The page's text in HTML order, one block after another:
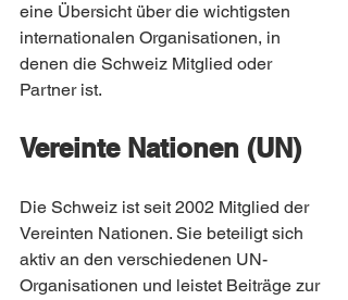
eine Übersicht über die wichtigsten
internationalen Organisationen, in
denen die Schweiz Mitglied oder
Partner ist.
Vereinte Nationen (UN)
Die Schweiz ist seit 2002 Mitglied der
Vereinten Nationen. Sie beteiligt sich
aktiv an den verschiedenen UN-
Organisationen und leistet Beiträge zur